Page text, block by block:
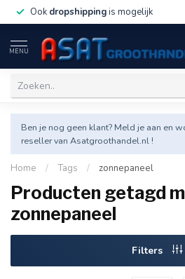
Ook dropshippingis mogelijk
MENU
Ben je nog geen klant? Meld je aan en
reseller van Asatgroothandel.nl !
Home / Tags / zonnepaneel
Producten getagd
zonnepaneel
Filters